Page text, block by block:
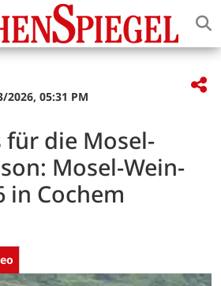
2026, 05:31 PM
für die Mosel-
Mosel-Wein-
in Cochem